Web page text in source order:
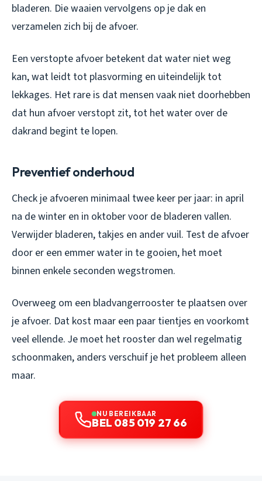
bladeren. Die waaien vervolgens op je dak en
verzamelen zich bij de afvoer.
Een verstopte afvoer betekent dat water niet weg
kan, wat leidt tot plasvorming en uiteindelijk tot
lekkages. Het rare is dat mensen vaak niet doorhebben
dat hun afvoer verstopt zit, tot het water over de
dakrand begint te lopen.
Preventief onderhoud
Check je afvoeren minimaal twee keer per jaar: in april
na de winter en in oktober voor de bladeren vallen.
Verwijder bladeren, takjes en ander vuil. Test de afvoer
door er een emmer water in te gooien, het moet
binnen enkele seconden wegstromen.
Overweeg om een bladvangerrooster te plaatsen over
je afvoer. Dat kost maar een paar tientjes en voorkomt
veel ellende. Je moet het rooster dan wel regelmatig
schoonmaken, anders verschuif je het probleem alleen
maar.
NU BEREIKBAAR
BEL 085 019 27 66